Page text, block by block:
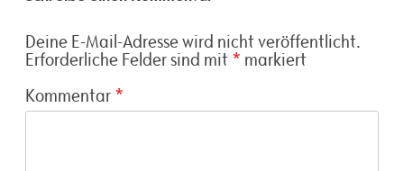
Deine E-Mail-Adresse wird nicht veröffentlicht.
Erforderliche Felder sind mit * markiert
Kommentar *